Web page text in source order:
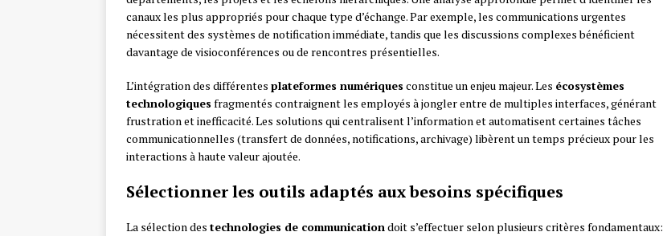
canaux les plus appropriés pour chaque type d’échange. Par exemple, les communications urgentes
nécessitent des systèmes de notification immédiate, tandis que les discussions complexes bénéficient
davantage de visioconférences ou de rencontres présentielles.
L’intégration des différentes plateformes numériques constitue un enjeu majeur. Les écosystèmes
technologiques fragmentés contraignent les employés à jongler entre de multiples interfaces, générant
frustration et inefficacité. Les solutions qui centralisent l’information et automatisent certaines tâches
communicationnelles (transfert de données, notifications, archivage) libèrent un temps précieux pour les
interactions à haute valeur ajoutée.
Sélectionner les outils adaptés aux besoins spécifiques
La sélection des technologies de communicationdoit s’effectuer selon plusieurs critères fondamentaux: